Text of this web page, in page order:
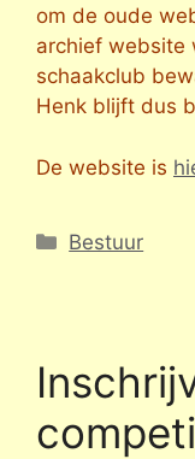
om de oude
archief website
schaakclub
Henk blijft dus
De website is
Categorieën
Bestuur